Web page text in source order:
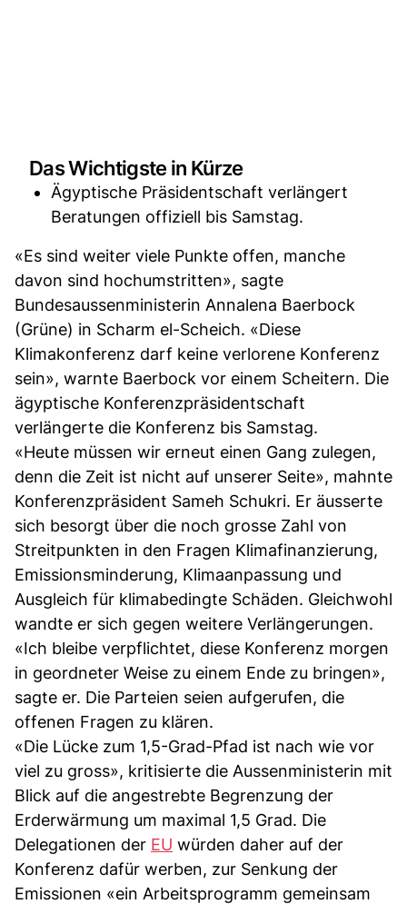
Das Wichtigste in Kürze
Ägyptische Präsidentschaft verlängert
Beratungen offiziell bis Samstag.
«Es sind weiter viele Punkte offen, manche
davon sind hochumstritten», sagte
Bundesaussenministerin Annalena Baerbock
(Grüne) in Scharm el-Scheich. «Diese
Klimakonferenz darf keine verlorene Konferenz
sein», warnte Baerbock vor einem Scheitern. Die
ägyptische Konferenzpräsidentschaft
verlängerte die Konferenz bis Samstag.
«Heute müssen wir erneut einen Gang zulegen,
denn die Zeit ist nicht auf unserer Seite», mahnte
Konferenzpräsident Sameh Schukri. Er äusserte
sich besorgt über die noch grosse Zahl von
Streitpunkten in den Fragen Klimafinanzierung,
Emissionsminderung, Klimaanpassung und
Ausgleich für klimabedingte Schäden. Gleichwohl
wandte er sich gegen weitere Verlängerungen.
«Ich bleibe verpflichtet, diese Konferenz morgen
in geordneter Weise zu einem Ende zu bringen»,
sagte er. Die Parteien seien aufgerufen, die
offenen Fragen zu klären.
«Die Lücke zum 1,5-Grad-Pfad ist nach wie vor
viel zu gross», kritisierte die Aussenministerin mit
Blick auf die angestrebte Begrenzung der
Erderwärmung um maximal 1,5 Grad. Die
Delegationen der EU würden daher auf der
Konferenz dafür werben, zur Senkung der
Emissionen «ein Arbeitsprogramm gemeinsam